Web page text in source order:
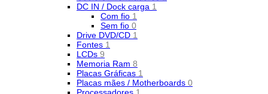
DC IN / Dock carga 1
Com fio 1
Sem fio 0
Drive DVD/CD 1
Fontes 1
LCDs 9
Memoria Ram 8
Placas Gráficas 1
Placas mães / Motherboards 0
Processadores 1